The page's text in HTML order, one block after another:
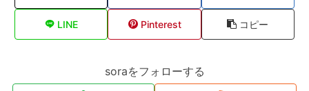
LINE Pinterest コピー
soraをフォローする